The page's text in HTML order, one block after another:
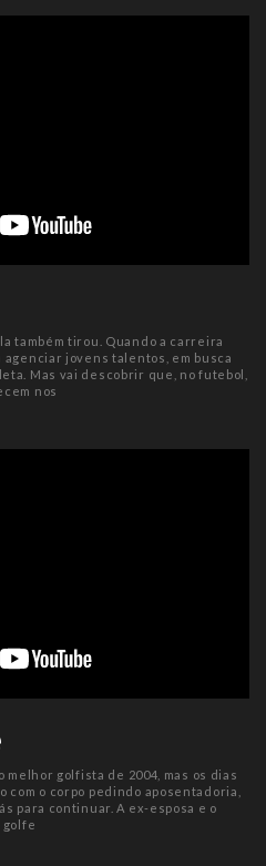
também tirou. Quando a carreira
agenciar jovens talentos, em busca
Mas vai descobrir que, no futebol,
nos
golfista de 2004, mas os dias
com o corpo pedindo aposentadoria,
para continuar. A ex-esposa e o
golfe